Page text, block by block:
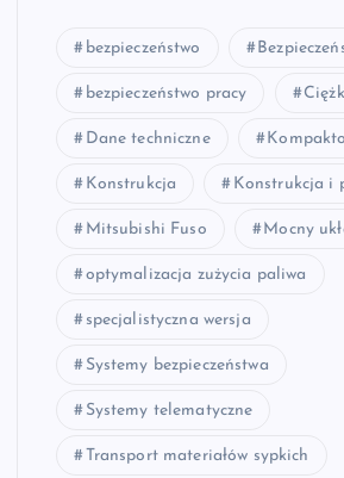
bezpieczeństwo
bezpieczeństwo pracy
Dane techniczne
Konstrukcja Konstrukcja i
Mitsubishi Fuso Mocny
optymalizacja zużycia paliwa
specjalistyczna wersja
Systemy bezpieczeństwa
Systemy telematyczne
Transport materiałów sypkich